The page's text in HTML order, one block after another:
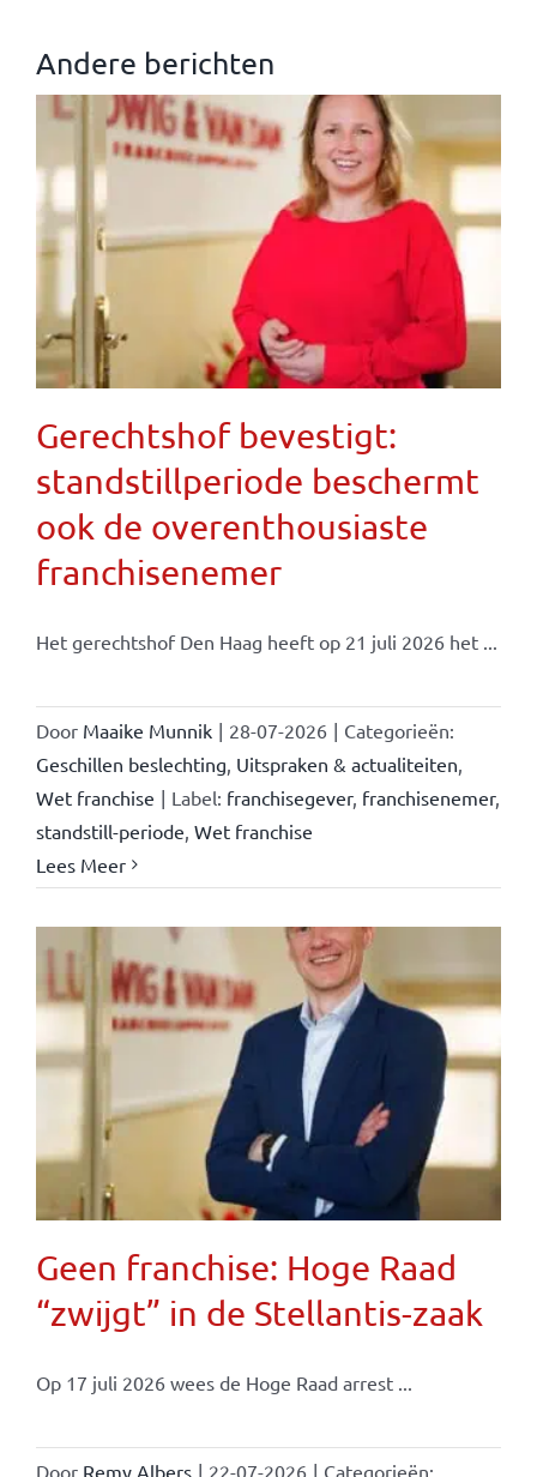
Andere berichten
Gerechtshof bevestigt:
standstillperiode beschermt
ook de overenthousiaste
franchisenemer
Het gerechtshof Den Haag heeft op 21 juli 2026 het ...
Door Maaike Munnik | 28-07-2026 | Categorieën:
Geschillen beslechting Uitspraken & actualiteiten
Wet franchise | Label: franchisegever, franchisenemer,
standstill-periode Wet franchise
Lees Meer
Geen franchise: Hoge Raad
“zwijgt” in de Stellantis-zaak
Op 17 juli 2026 wees de Hoge Raad arrest ...
Door Remy Albers | 22-07-2026 | Categorieën: